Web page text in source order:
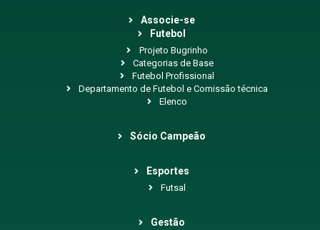
Associe-se
Futebol
Projeto Bugrinho
Categorias de Base
Futebol Profissional
Departamento de Futebol e Comissão técnica
Elenco
Sócio Campeão
Esportes
Futsal
Gestão